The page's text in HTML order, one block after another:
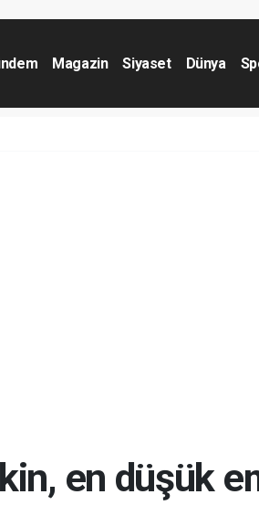
Magazin Siyaset Dünya
en düşük